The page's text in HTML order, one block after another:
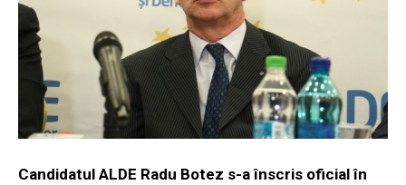
Candidatul ALDE Radu Botez s-a înscris oficial în